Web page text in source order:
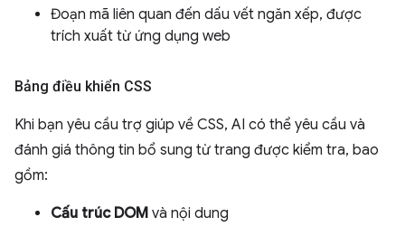
Đoạn mã liên quan đến dấu vết ngăn xếp, được
trích xuất từ ứng dụng web
Bảng điều khiển CSS
Khi bạn yêu cầu trợ giúp về CSS, AI có thể yêu cầu và
đánh giá thông tin bổ sung từ trang được kiểm tra, bao
gồm:
Cấu trúc DOM và nội dung